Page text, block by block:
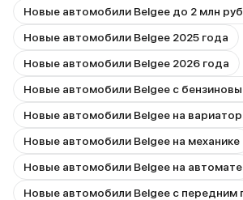
Новые автомобили Belgee до 2 млн
Новые автомобили Belgee 2025 года
Новые автомобили Belgee 2026 года
Новые автомобили Belgee на
Новые автомобили Belgee на механике
Новые автомобили Belgee на автомате